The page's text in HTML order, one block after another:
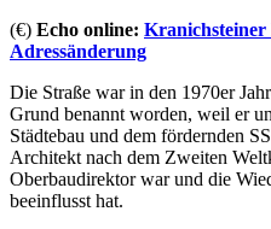
(€) Echo online: Kranichsteiner
Adressänderung
Die Straße war in den 1970er
Grund benannt worden, weil er
Städtebau und dem fördernden
Architekt nach dem Zweiten
Oberbaudirektor war und die
beeinflusst hat.